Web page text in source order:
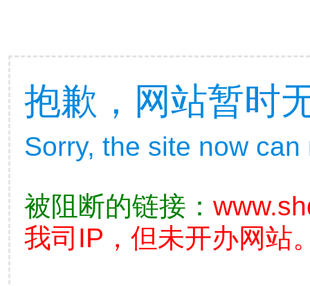
抱歉，网站暂时
Sorry, the site now
被阻断的链接：
我司IP，但未开办网站